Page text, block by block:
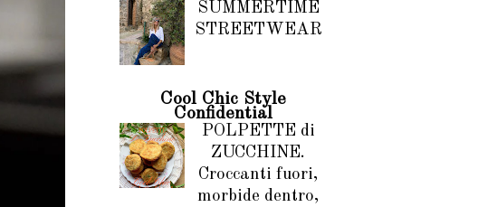
SUMMERTIME
STREETWEAR
Cool Chic Style
Confidential
POLPETTE di
ZUCCHINE.
Croccanti fuori,
morbide dentro,